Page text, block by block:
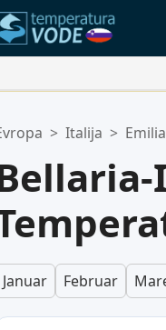
seznam priljubljenih
> Italija >
Januar Februar